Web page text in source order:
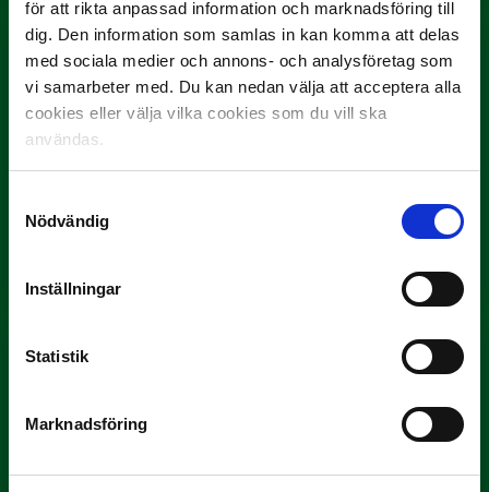
för att rikta anpassad information och marknadsföring till
dig. Den information som samlas in kan komma att delas
med sociala medier och annons- och analysföretag som
vi samarbeter med. Du kan nedan välja att acceptera alla
cookies eller välja vilka cookies som du vill ska
användas.
Nödvändig
Inställningar
Statistik
Marknadsföring
Rösta på Månadens Spelare i juni